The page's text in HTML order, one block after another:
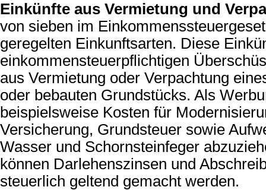
Einkünfte aus Vermietung und
von sieben im
geregelten Einkunftsarten. Diese
einkommensteuerpflichtigen
aus Vermietung oder Verpachtung
oder bebauten Grundstücks. Als
beispielsweise Kosten für
Versicherung, Grundsteuer sowie
Wasser und Schornsteinfeger
können Darlehenszinsen und
steuerlich geltend gemacht werden.